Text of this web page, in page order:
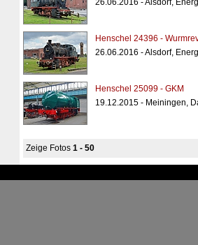
26.06.2016 - Alsdorf,
Henschel 24396 -
26.06.2016 - Alsdorf,
Henschel 25099 - GKM
19.12.2015 - Meiningen,
Zeige Fotos 1 - 50